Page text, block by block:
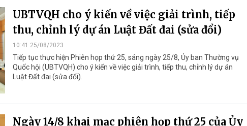
UBTVQH cho ý kiến về việc giải trình, tiếp
thu, chỉnh lý dự án Luật Đất đai (sửa đổi)
10:41 25/08/2023
Tiếp tục thực hiện Phiên họp thứ 25, sáng ngày 25/8, Ủy ban Thường vụ
Quốc hội (UBTVQH) cho ý kiến về việc giải trình, tiếp thu, chỉnh lý dự án
Luật Đất đai (sửa đổi).
Ngày 14/8 khai mạc phiên họp thứ 25 của Ủy